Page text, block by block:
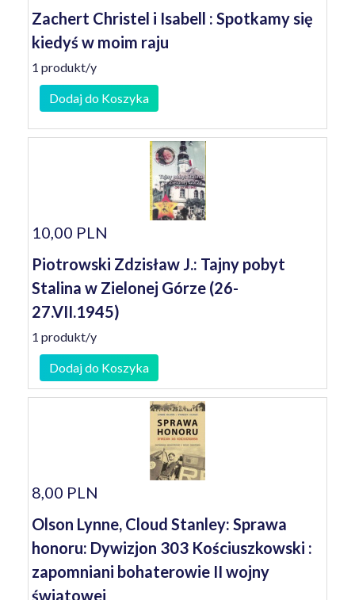
Zachert Christel i Isabell : Spotkamy się
kiedyś w moim raju
1 produkt/y
Dodaj do Koszyka
10,00 PLN
Piotrowski Zdzisław J.: Tajny pobyt
Stalina w Zielonej Górze (26-
27.VII.1945)
1 produkt/y
Dodaj do Koszyka
8,00 PLN
Olson Lynne, Cloud Stanley: Sprawa
honoru: Dywizjon 303 Kościuszkowski :
zapomniani bohaterowie II wojny
światowej